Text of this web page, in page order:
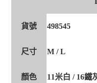
貨號 498545
尺寸 M / L
顏色 11米白 / 16鐵